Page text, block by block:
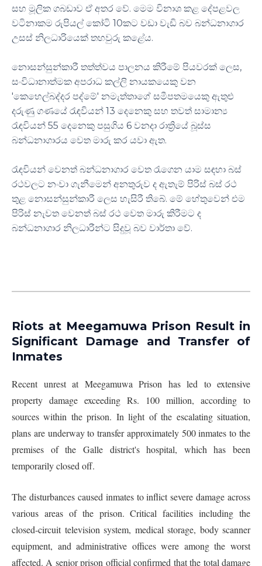
සහ මූලික ගබඩාව ඒ අතර වේ. මෙම විනාශ කළ දේපළවල
වටිනාකම රුපියල් කෝටි 10කට වඩා වැඩි බව බන්ධනාගාර
උසස් නිලධාරියෙක් තහවුරු කළේය.
නොසන්සුන්කාරී තත්ත්වය පාලනය කිරීමේ පියවරක් ලෙස,
සංවිධානාත්මක අපරාධ කල්ලි නායකයෙකු වන
'කෙහෙල්බද්දර පද්මේ' නමැත්තාගේ සමීපතමයෙකු ඇතුළු
දරුණු ගණයේ රැඳවියන් 13 දෙනෙකු සහ තවත් සාමාන්‍ය
රැඳවියන් 55 දෙනෙකු පසුගිය 6 වනදා රාත්‍රියේ බූස්ස
බන්ධනාගාරය වෙත මාරු කර යවා ඇත.
රැඳවියන් වෙනත් බන්ධනාගාර වෙත රැගෙන යාම සඳහා බස්
රථවලට නංවා ගැනීමෙන් අනතුරුව ද ඇතැම් පිරිස් බස් රථ
තුළ නොසන්සුන්කාරී ලෙස හැසිරී තිබේ. මේ හේතුවෙන් එම
පිරිස් නැවත වෙනත් බස් රථ වෙත මාරු කිරීමට ද
බන්ධනාගාර නිලධාරීන්ට සිදුවූ බව වාර්තා වේ.
Riots at Meegamuwa Prison Result in
Significant Damage and Transfer of
Inmates
Recent unrest at Meegamuwa Prison has led to extensive
property damage exceeding Rs. 100 million, according to
sources within the prison. In light of the escalating situation,
plans are underway to transfer approximately 500 inmates to the
premises of the Galle district's hospital, which has been
temporarily closed off.
The disturbances caused inmates to inflict severe damage across
various areas of the prison. Critical facilities including the
closed-circuit television system, medical storage, body scanner
equipment, and administrative offices were among the worst
affected. A senior prison official confirmed that the total damage